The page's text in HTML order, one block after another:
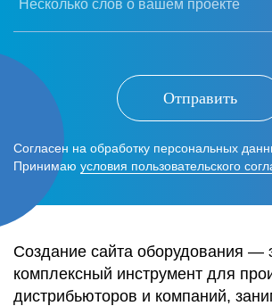
Несколько слов о вашем проекте
Отправить
Согласен на обработку персональных
Принимаю условия пользовательского
Создание сайта оборудования —
комплексный инструмент для
дистрибьюторов и компаний,